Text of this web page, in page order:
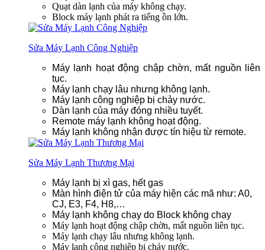
Quạt dàn lạnh của máy không chạy.
Block máy lạnh phát ra tiếng ồn lớn.
Sửa Máy Lạnh Công Nghiệp
Máy lạnh hoạt động chập chờn, mất nguồn liên
tục.
Máy lạnh chạy lâu nhưng không lạnh.
Máy lạnh công nghiệp bị chảy nước.
Dàn lạnh của máy đóng nhiều tuyết.
Remote máy lạnh không hoạt động.
Máy lạnh không nhận được tín hiệu từ remote.
Sửa Máy Lạnh Thương Mại
Máy lạnh bị xì gas, hết gas
Màn hình điện tử của máy hiện các mã như: A0,
CJ, E3, F4, H8,…
Máy lạnh không chạy do Block không chạy
Máy lạnh hoạt động chập chờn, mất nguồn liên tục.
Máy lạnh chạy lâu nhưng không lạnh.
Máy lạnh công nghiệp bị chảy nước.